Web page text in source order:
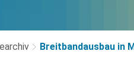
Breitbandausbau in